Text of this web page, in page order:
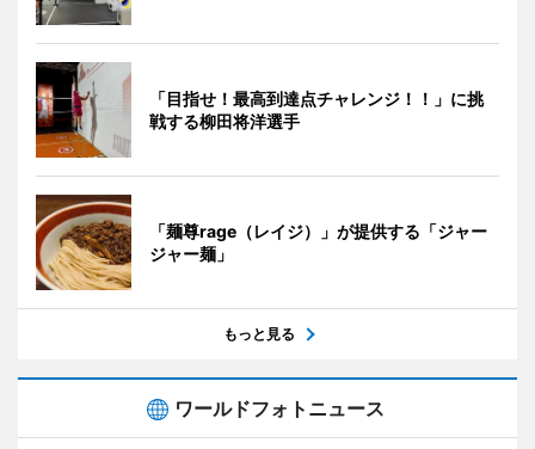
「目指せ！最高到達点チャレンジ！！」に挑
戦する柳田将洋選手
「麺尊rage（レイジ）」が提供する「ジャー
ジャー麺」
もっと見る
ワールドフォトニュース